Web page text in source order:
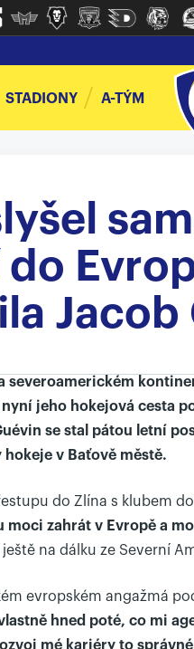
STADIONY A-TÝM
Jacob
severoamerickém
jeho hokejová cesta
se stal pátou letní
v Baťově městě.
do Zlína s klubem
moci zahrát v Evropě a
na dálku ze Severní
evropském angažmá
hned poté, co mi
mé kariéry to